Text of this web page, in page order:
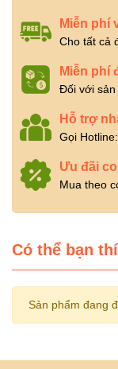
Miễn phí
Cho tất cả
Miễn phí
Đối với sản
Hỗ trợ
Gọi Hotline:
Ưu đãi
Mua theo
Có thể bạn
Sản phẩm đang